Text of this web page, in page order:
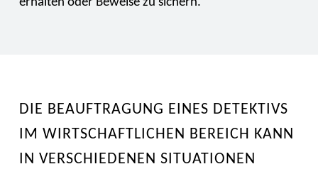
DIE BEAUFTRAGUNG EINES DETEKTIVS
IM WIRTSCHAFTLICHEN BEREICH KANN
IN VERSCHIEDENEN SITUATIONEN